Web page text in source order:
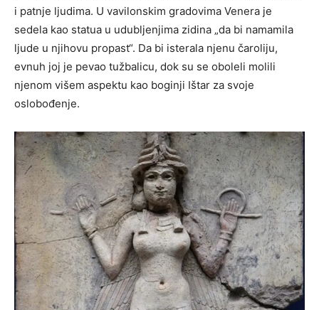
i patnje ljudima. U vavilonskim gradovima Venera je
sedela kao statua u udubljenjima zidina „da bi namamila
ljude u njihovu propast“. Da bi isterala njenu čaroliju,
evnuh joj je pevao tužbalicu, dok su se oboleli molili
njenom višem aspektu kao boginji Ištar za svoje
oslobođenje.